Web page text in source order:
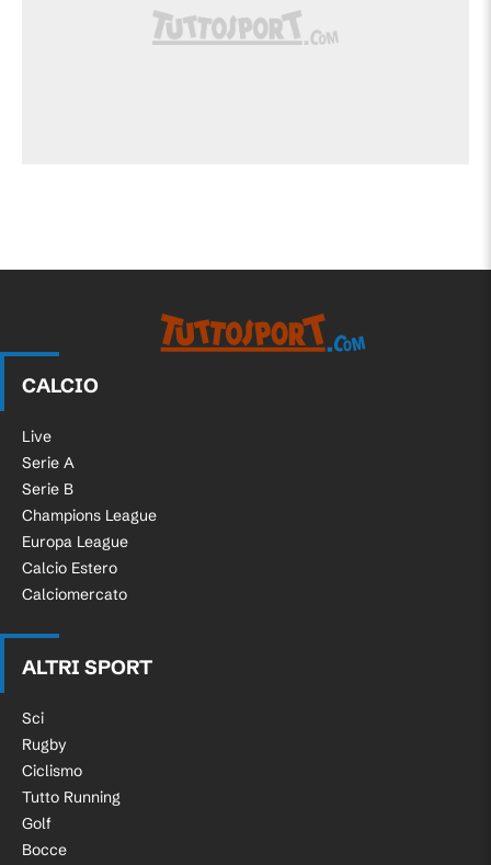
CALCIO
Live
Serie A
Serie B
Champions League
Europa League
Calcio Estero
Calciomercato
ALTRI SPORT
Sci
Rugby
Ciclismo
Tutto Running
Golf
Bocce